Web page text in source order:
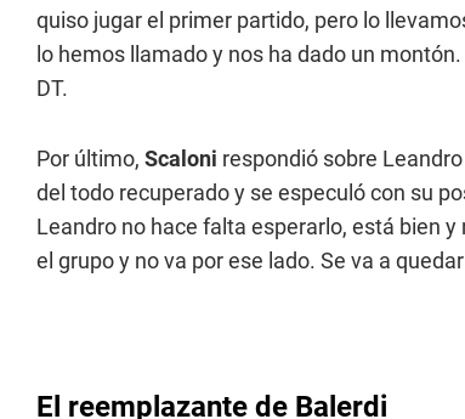
quiso jugar el primer partido, pero lo
lo hemos llamado y nos ha dado un
DT.
Por último, Scaloni respondió sobre
del todo recuperado y se especuló con su
Leandro no hace falta esperarlo, está bien
el grupo y no va por ese lado. Se va a
El reemplazante de Balerdi